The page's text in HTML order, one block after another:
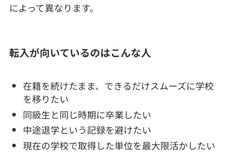
によって異なります。
転入が向いているのはこんな人
在籍を続けたまま、できるだけスムーズに学校
を移りたい
同級生と同じ時期に卒業したい
中途退学という記録を避けたい
現在の学校で取得した単位を最大限活かしたい